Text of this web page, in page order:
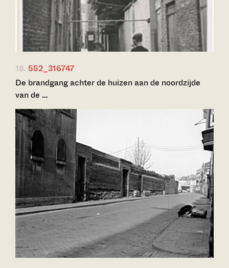
18. 552_316747
De brandgang achter de huizen aan de noordzijde
van de …